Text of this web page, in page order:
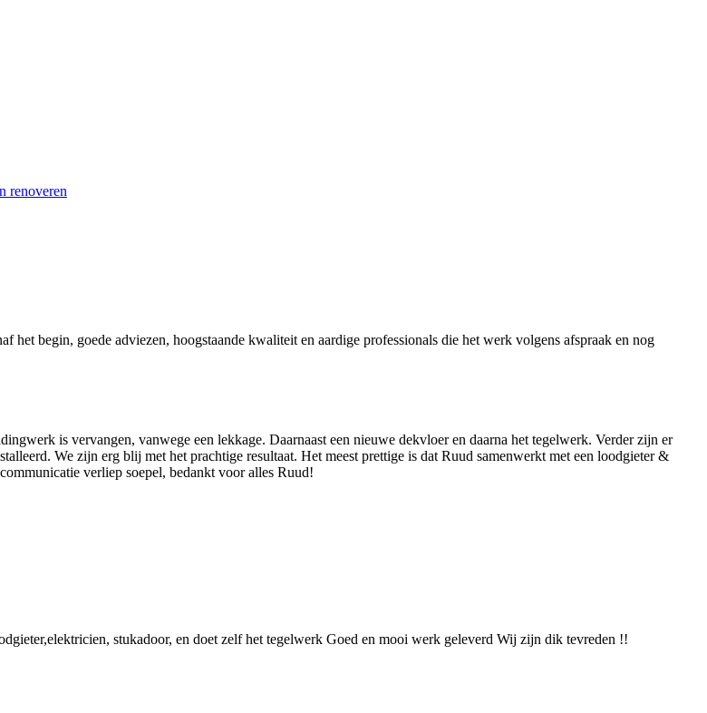
renoveren
begin, goede adviezen, hoogstaande kwaliteit en aardige professionals die het werk volgens afspraak en nog
is vervangen, vanwege een lekkage. Daarnaast een nieuwe dekvloer en daarna het tegelwerk. Verder zijn er
We zijn erg blij met het prachtige resultaat. Het meest prettige is dat Ruud samenwerkt met een loodgieter &
verliep soepel, bedankt voor alles Ruud!
stukadoor, en doet zelf het tegelwerk Goed en mooi werk geleverd Wij zijn dik tevreden !!